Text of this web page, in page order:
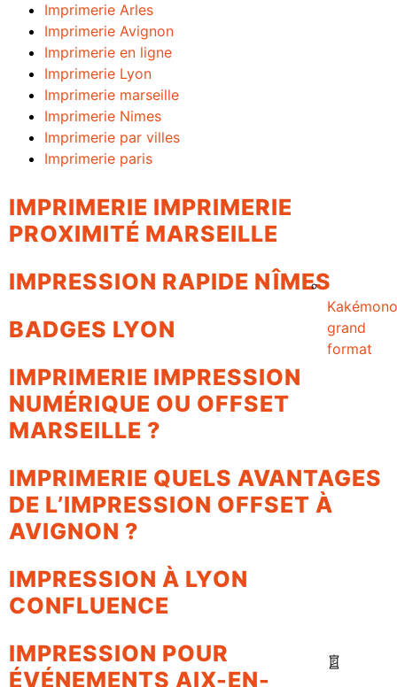
Kakémono
grand
format
Imprimerie Arles
Imprimerie Avignon
Imprimerie en ligne
Imprimerie Lyon
Imprimerie marseille
Imprimerie Nimes
Imprimerie par villes
Imprimerie paris
IMPRIMERIE IMPRIMERIE
PROXIMITÉ MARSEILLE
IMPRESSION RAPIDE NÎMES
BADGES LYON
IMPRIMERIE IMPRESSION
NUMÉRIQUE OU OFFSET
MARSEILLE ?
IMPRIMERIE QUELS AVANTAGES
DE L’IMPRESSION OFFSET À
AVIGNON ?
IMPRESSION À LYON
CONFLUENCE
IMPRESSION POUR
ÉVÉNEMENTS AIX-EN-